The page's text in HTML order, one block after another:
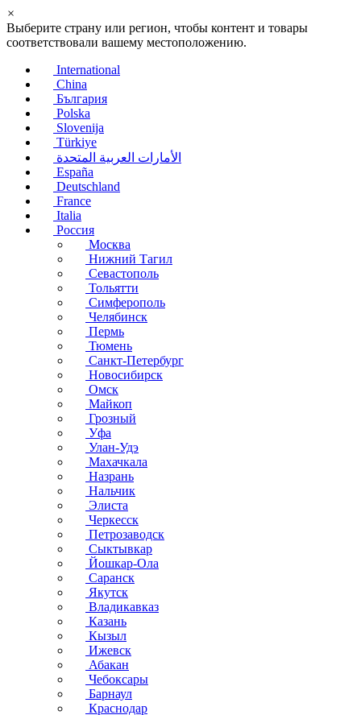
×
Выберите страну или регион, чтобы контент и товары
соответствовали вашему местоположению.
International
China
България
Polska
Slovenija
Türkiye
الأمارات العربية المتحدة
España
Deutschland
France
Italia
Россия
Москва
Нижний Тагил
Севастополь
Тольятти
Симферополь
Челябинск
Пермь
Тюмень
Санкт-Петербург
Новосибирск
Омск
Майкоп
Грозный
Уфа
Улан-Удэ
Махачкала
Назрань
Нальчик
Элиста
Черкесск
Петрозаводск
Сыктывкар
Йошкар-Ола
Саранск
Якутск
Владикавказ
Казань
Кызыл
Ижевск
Абакан
Чебоксары
Барнаул
Краснодар